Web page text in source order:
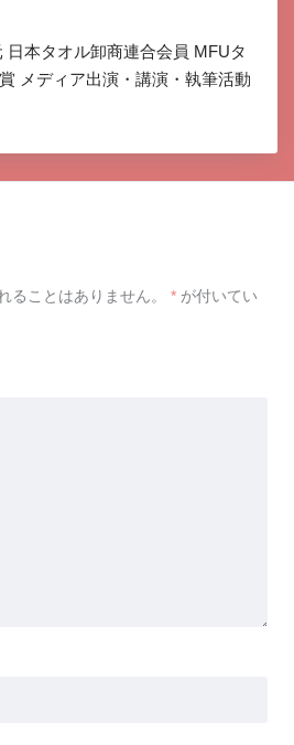
日本タオル卸商連合会員 MFUタ
メディア出演・講演・執筆活動
ることはありません。 * が付いてい